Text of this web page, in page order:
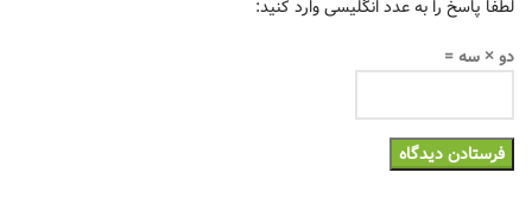
لطفا پاسخ را به عدد انگلیسی وارد کنید:
دو × سه =